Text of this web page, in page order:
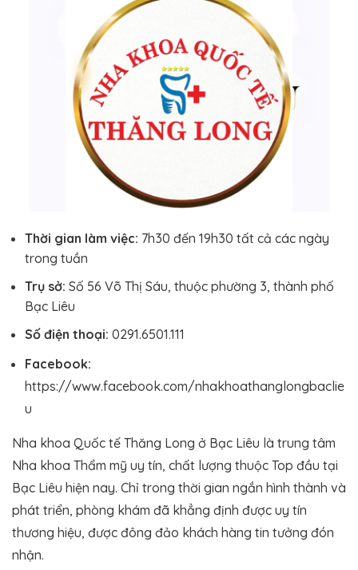
Thời gian làm việc: 7h30 đến 19h30 tất cả các ngày
trong tuần
Trụ sở: Số 56 Võ Thị Sáu, thuộc phường 3, thành phố
Bạc Liêu
Số điện thoại: 0291.6501.111
Facebook:
https://www.facebook.com/nhakhoathanglongbaclie
u
Nha khoa Quốc tế Thăng Long ở Bạc Liêu là trung tâm
Nha khoa Thẩm mỹ uy tín, chất lượng thuộc Top đầu tại
Bạc Liêu hiện nay. Chỉ trong thời gian ngắn hình thành và
phát triển, phòng khám đã khẳng định được uy tín
thương hiệu, được đông đảo khách hàng tin tưởng đón
nhận.